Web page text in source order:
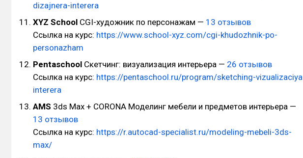
dizajnera-interera
XYZ School CGI-художник по персонажам — 13 отзывов
Ссылка на курс: https://www.school-xyz.com/cgi-khudozhnik-po-
personazham
Pentaschool Скетчинг: визуализация интерьера — 26 отзывов
Ссылка на курс: https://pentaschool.ru/program/sketching-
interera
AMS 3ds Max + CORONA Моделинг мебели и предметов интерьера —
13 отзывов
Ссылка на курс: https://r.autocad-specialist.ru/modeling-mebeli-3ds-
max/